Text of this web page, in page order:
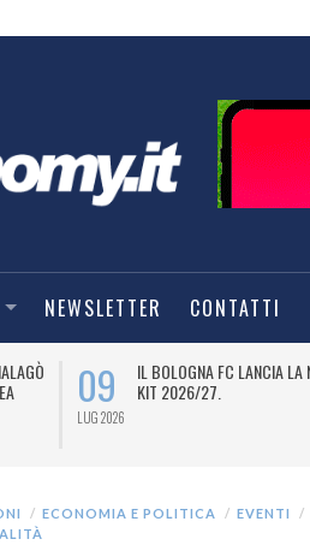
NEWSLETTER CONTATTI
09
LUG 2026
IL BOLOGNA FC LANCIA LA
KIT 2026/27.
ECONOMIA E POLITICA EVENTI